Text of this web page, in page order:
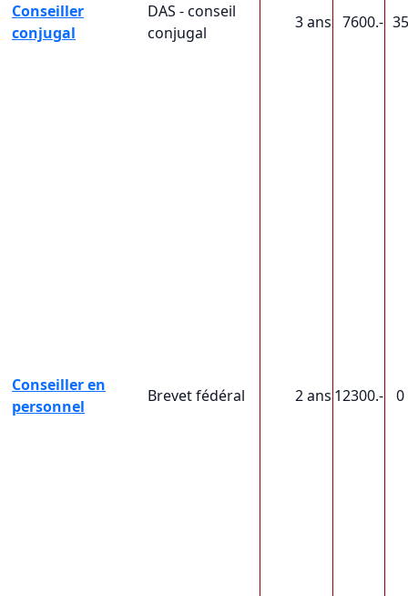
Conseiller
conjugal
DAS - conseil
conjugal
3 ans 7600.- 35
Conseiller en
personnel
Brevet fédéral 2 ans 12300.- 0